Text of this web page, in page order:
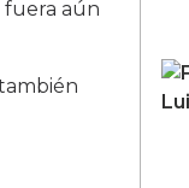
fuera aún